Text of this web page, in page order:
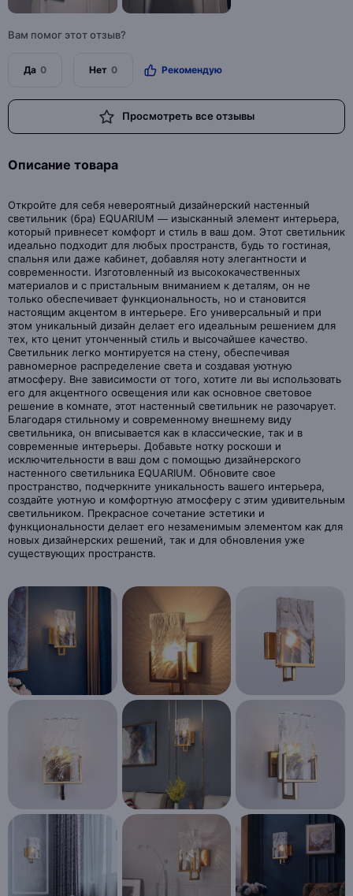
Вам помог этот отзыв?
Да 0 Нет 0 Рекомендую
Просмотреть все отзывы
Описание товара
Откройте для себя невероятный дизайнерский настенный
светильник (бра) EQUARIUM — изысканный элемент интерьера,
который привнесет комфорт и стиль в ваш дом. Этот светильник
идеально подходит для любых пространств, будь то гостиная,
спальня или даже кабинет, добавляя ноту элегантности и
современности. Изготовленный из высококачественных
материалов и с пристальным вниманием к деталям, он не
только обеспечивает функциональность, но и становится
настоящим акцентом в интерьере. Его универсальный и при
этом уникальный дизайн делает его идеальным решением для
тех, кто ценит утонченный стиль и высочайшее качество.
Светильник легко монтируется на стену, обеспечивая
равномерное распределение света и создавая уютную
атмосферу. Вне зависимости от того, хотите ли вы использовать
его для акцентного освещения или как основное световое
решение в комнате, этот настенный светильник не разочарует.
Благодаря стильному и современному внешнему виду
светильника, он вписывается как в классические, так и в
современные интерьеры. Добавьте нотку роскоши и
исключительности в ваш дом с помощью дизайнерского
настенного светильника EQUARIUM. Обновите свое
пространство, подчеркните уникальность вашего интерьера,
создайте уютную и комфортную атмосферу с этим удивительным
светильником. Прекрасное сочетание эстетики и
функциональности делает его незаменимым элементом как для
новых дизайнерских решений, так и для обновления уже
существующих пространств.